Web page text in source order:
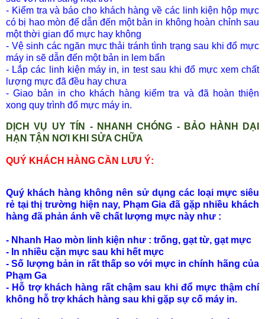
- Kiểm tra và báo cho khách hàng về các linh kiện hộp mực
có bị hao mòn để dẫn đến một bản in không hoàn chỉnh sau
một thời gian đổ mực hay không
- Vệ sinh các ngăn mực thải tránh tình trạng sau khi đổ mực
máy in sẽ dẫn đến một bản in lem bẩn
- Lắp các linh kiện máy in, in test sau khi đổ mực xem chất
lượng mực đã đều hay chưa
- Giao bản in cho khách hàng kiểm tra và đã hoàn thiện
xong quy trình đổ mực máy in.
DỊCH VỤ UY TÍN - NHANH CHÓNG - BẢO HÀNH DẠI
HẠN TẬN NƠ I KHI SỬA CHỮA
QUÝ KHÁCH HÀNG CẦN LƯU Ý:
Quý khách hàng không nên sử dụng các loại mực siêu
rẻ tại thị trường hiện nay, Phạm Gia đã gặp nhiều khách
hàng đã phản ánh về chất lượng mực này như :
- Nhanh Hao mòn linh kiện như : trống, gạt từ, gạt mực
- In nhiều cặn mực sau khi hết mực
- Số lượng bản in rất thấp so với mực in chính hãng của
Phạm Ga
- Hỗ trợ khách hàng rất chậm sau khi đổ mực thậm chí
không hỗ trợ khách hàng sau khi gặp sự cố máy in.